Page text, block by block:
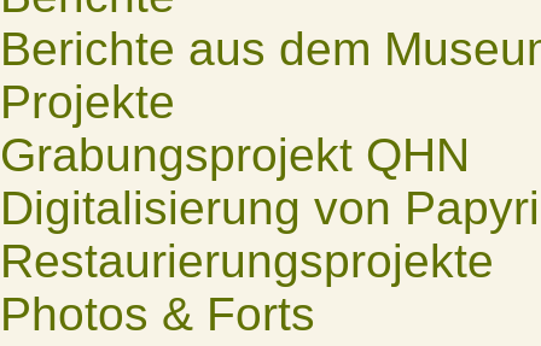
Berichte aus dem
Projekte
Grabungsprojekt QHN
Digitalisierung von
Restaurierungsprojekte
Photos & Forts